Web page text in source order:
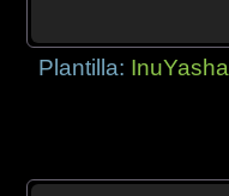
Plantilla: InuYasha